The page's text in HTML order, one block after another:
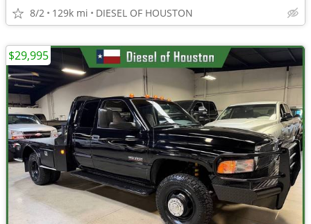
8/2 129k mi DIESEL OF HOUSTON
$29,995